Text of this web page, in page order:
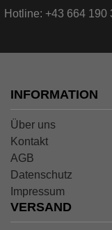
Hotline: +43 664
INFORMATION
Über uns
Kontakt
AGB
Datenschutz
Impressum
VERSAND